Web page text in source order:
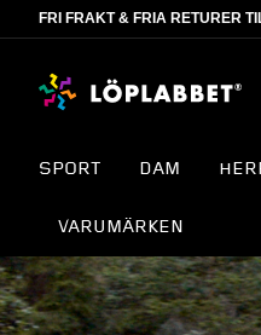
FRI FRAKT & FRIA RETURER
SPORT DAM
VARUMÄRKEN